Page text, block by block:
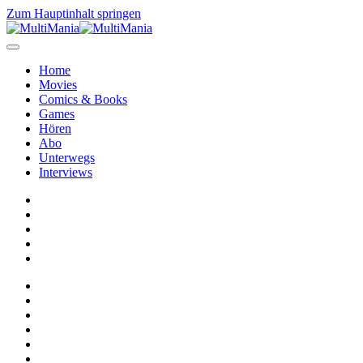
Zum Hauptinhalt springen
Home
Movies
Comics & Books
Games
Hören
Abo
Unterwegs
Interviews